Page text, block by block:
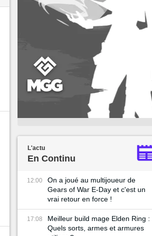
L'actu
En Continu
12:00
On a joué au multijoueur de
Gears of War E-Day et c'est un
vrai retour en force !
17:08
Meilleur build mage Elden Ring :
Quels sorts, armes et armures